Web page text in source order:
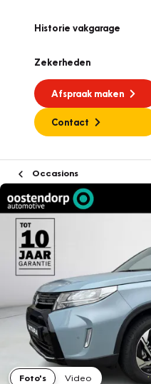
Historie vakgarage
Zekerheden
Afspraak maken
Contact
Occasions
Foto's
Video